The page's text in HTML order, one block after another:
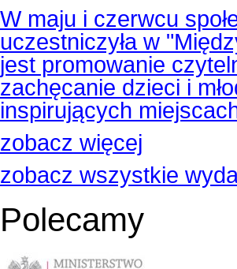
W maju i czerwcu
uczestniczyła w
jest promowanie
zachęcanie dzieci i
inspirujących
zobacz więcej
zobacz wszystkie
Polecamy